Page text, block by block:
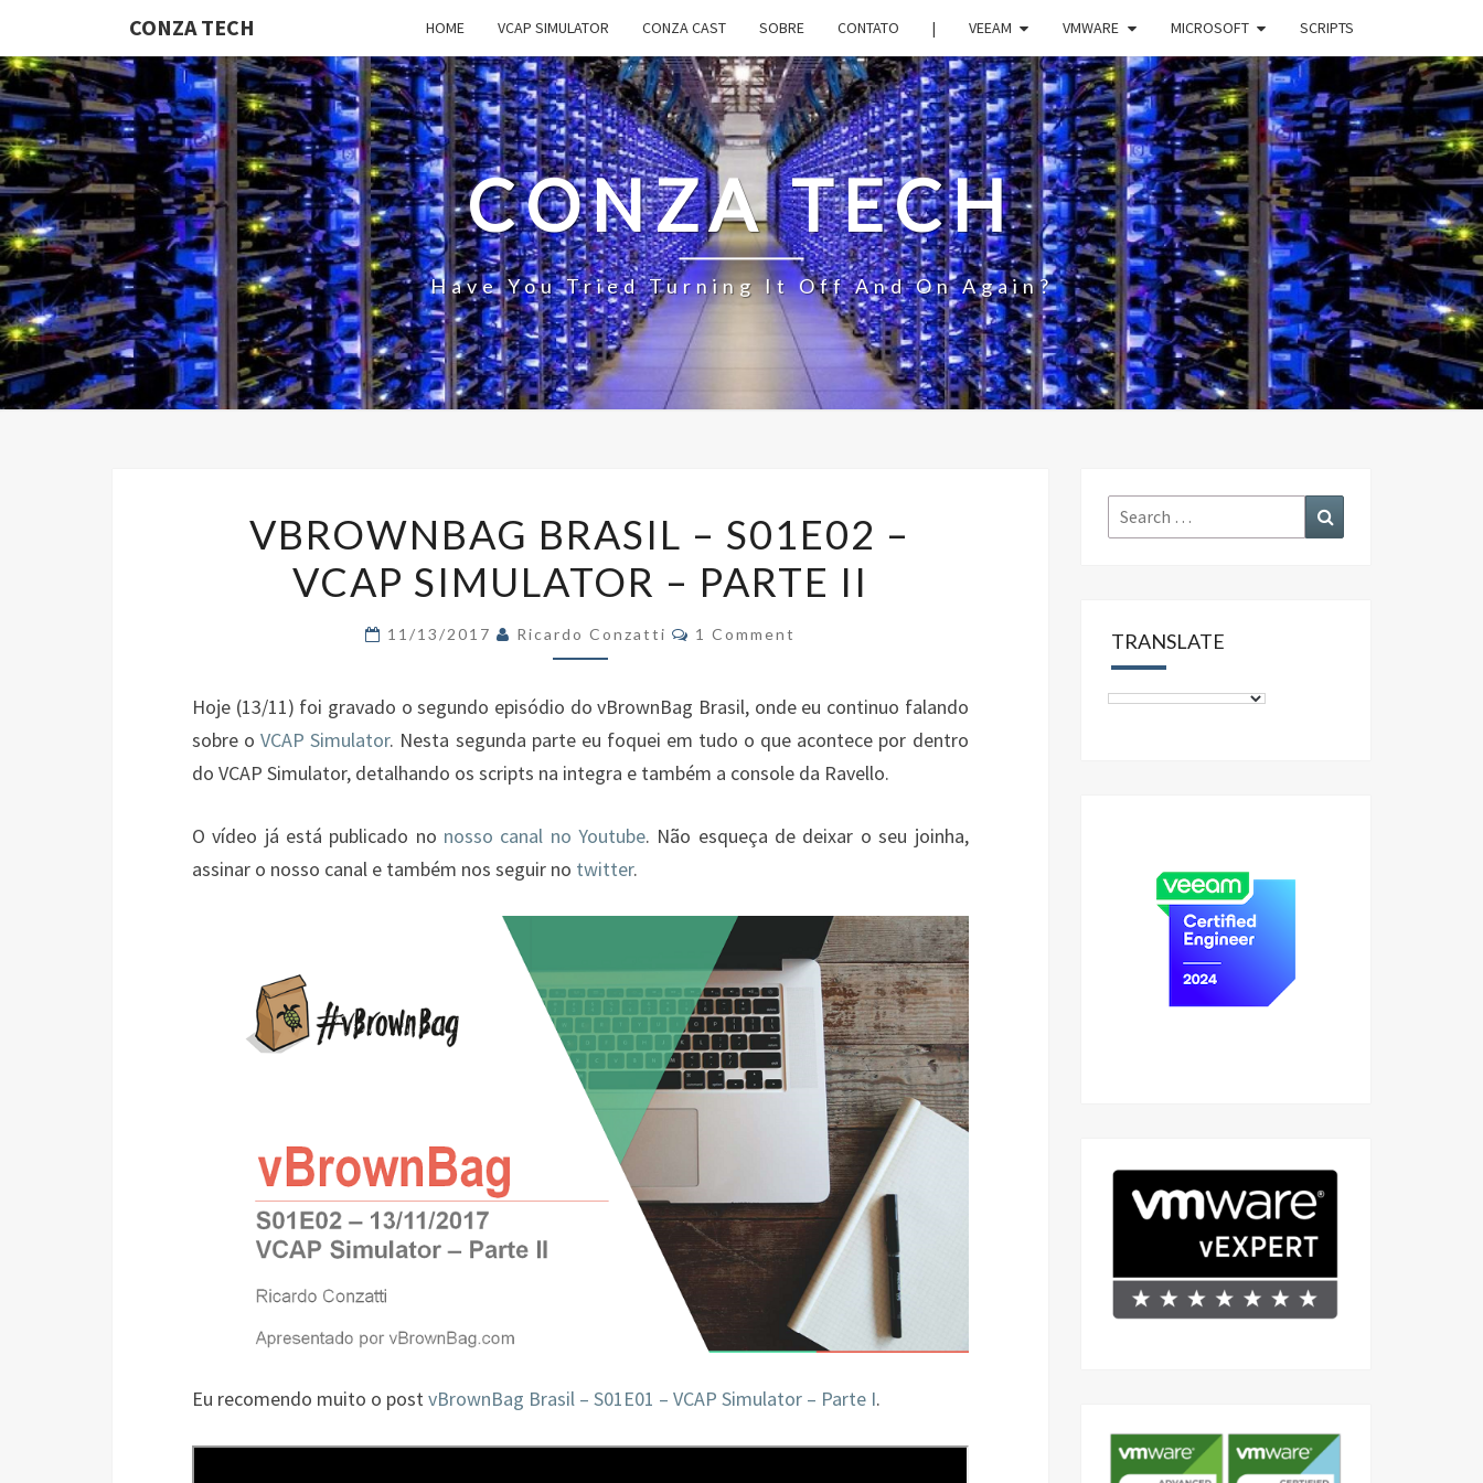
CONZA TECH HOME VCAP SIMULATOR CONZA CAST SOBRE CONTATO | VEEAM VMWARE MICROSOFT SCRIPTS
CONZA TECH
Have You Tried Turning It Off And On Again?
BRASIL
–
S01E02
–
SIMULATOR
–
PARTE
VBROWNBAG BRASIL – S01E02 –
VCAP SIMULATOR – PARTE II
11/13/2017 Ricardo Conzatti Comments
1 Comment
Hoje (13/11) foi gravado o segundo episódio do vBrownBag Brasil, onde eu continuo falando
sobre oVCAP Simulator. Nesta segunda parte eu foquei em tudo o que acontece por dentro
do VCAP Simulator, detalhando os scripts na integra e também a console da Ravello.
O vídeo já está publicado no nosso canal no Youtube. Não esqueça de deixar o seu joinha,
assinar o nosso canal e também nos seguir no twitter.
Eu recomendo muito o post vBrownBag Brasil – S01E01 – VCAP Simulator – Parte I.
Search
for:
TRANSLATE